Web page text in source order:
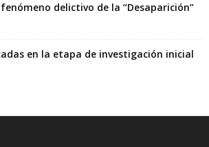
delictivo de la “Desaparición”
en la etapa de investigación inicial